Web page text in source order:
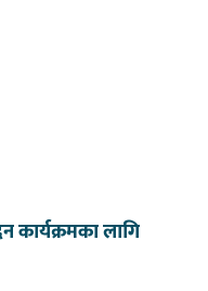
कार्यक्रमका लागि